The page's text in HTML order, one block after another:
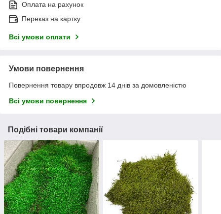
Оплата на рахунок
Переказ на картку
Всі умови оплати
Умови повернення
Повернення товару впродовж 14 днів за домовленістю
Всі умови повернення
Подібні товари компанії